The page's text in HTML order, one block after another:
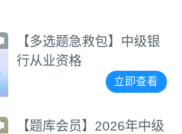
【多选题急救包】中级银
行从业资格
立即查看
【题库会员】2026年中级